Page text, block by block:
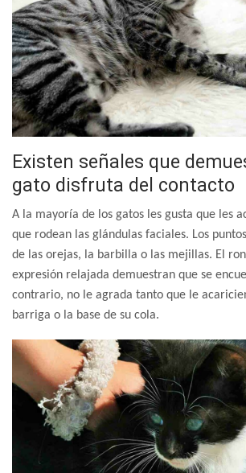
Existen señales que
gato disfruta del contacto
A la mayoría de los gatos les gusta que les
que rodean las glándulas faciales. Los
de las orejas, la barbilla o las mejillas. El
expresión relajada demuestran que se
contrario, no le agrada tanto que le
barriga o la base de su cola.